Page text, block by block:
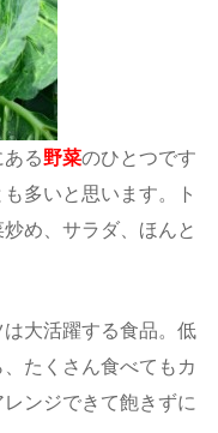
る野菜のひとつです
多いと思います。ト
め、サラダ、ほんと
大活躍する食品。低
たくさん食べてもカ
ンジできて飽きずに